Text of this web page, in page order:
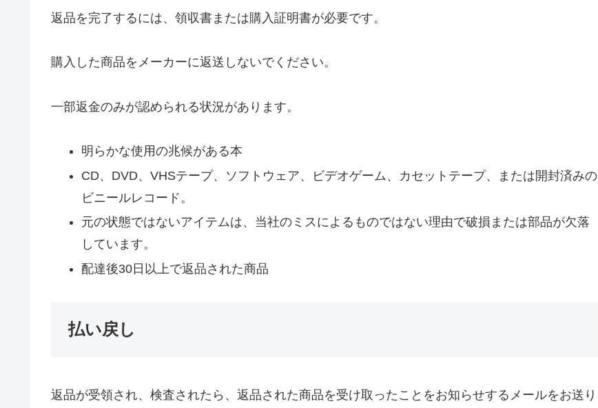
返品を完了するには、領収書または購入証明書が必要です。
購入した商品をメーカーに返送しないでください。
一部返金のみが認められる状況があります。
明らかな使用の兆候がある本
CD、DVD、VHSテープ、ソフトウェア、ビデオゲーム、カセットテープ、または開封済みの
ビニールレコード。
元の状態ではないアイテムは、当社のミスによるものではない理由で破損または部品が欠落
しています。
配達後30日以上で返品された商品
払い戻し
返品が受領され、検査されたら、返品された商品を受け取ったことをお知らせするメールをお送り